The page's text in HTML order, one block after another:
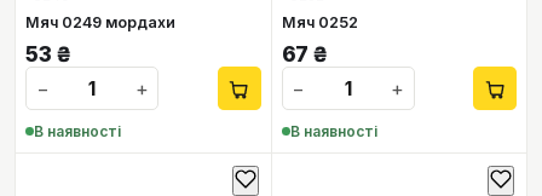
Мяч 0249 мордахи
53 ₴
−
+
В наявності
Мяч 0252
67 ₴
−
+
В наявності